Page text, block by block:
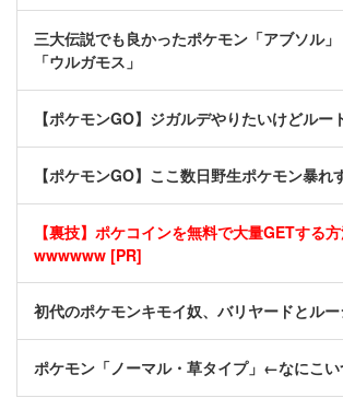
三大伝説でも良かったポケモン「アブソル」
「ウルガモス」
【ポケモンGO】ジガルデやりたいけどルー
【ポケモンGO】ここ数日野生ポケモン暴れ
【裏技】ポケコインを無料で大量GETする
wwwwww [PR]
初代のポケモンキモイ奴、バリヤードとル
ポケモン「ノーマル・草タイプ」←なにこ